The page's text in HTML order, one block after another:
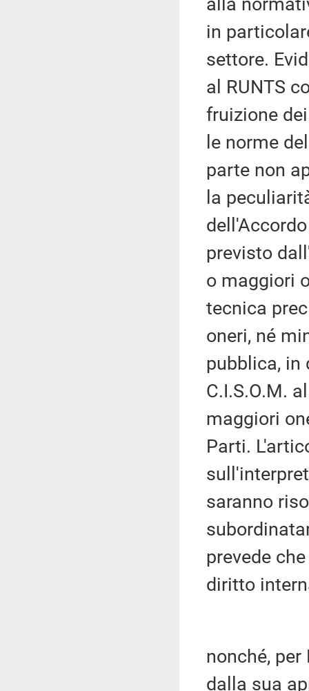
in
settore.
al RUNTS
fruizione
le norme
parte non
la
previsto
o maggiori
tecnica
oneri, né
pubblica, in
C.I.S.O.M.
maggiori
Parti.
saranno
prevede
diritto
nonché,
dalla sua